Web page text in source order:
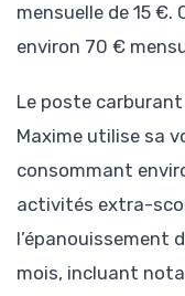
mensuelle de 15 €.
environ 70 €
Le poste
Maxime utilise sa
consommant
activités extra-
l’épanouissement
mois, incluant